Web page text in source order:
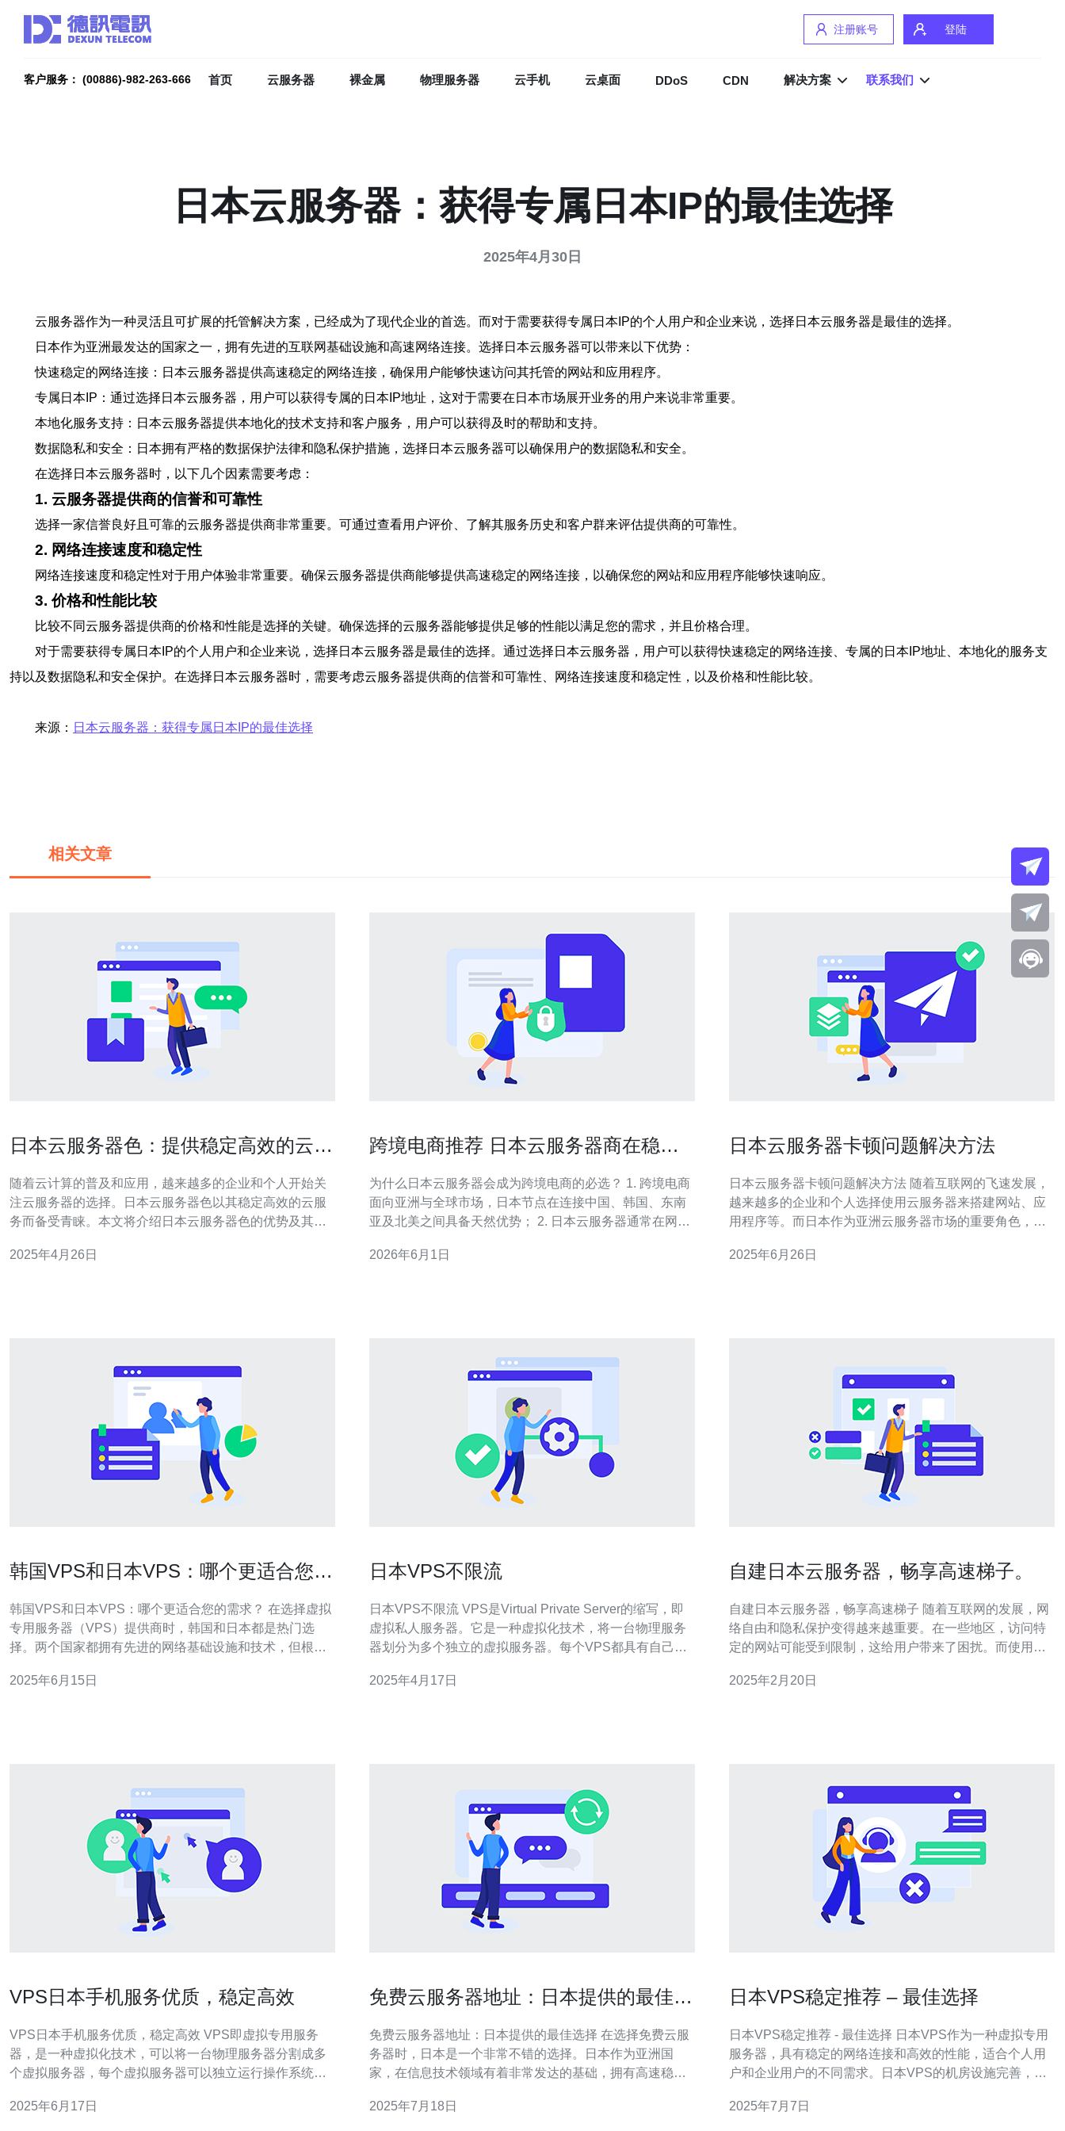
注册账号 登陆
客户服务： (00886)-982-263-666 首页 云服务器 裸金属 物理服务器 云手机 云桌面 DDoS CDN 解决方案 联系我们
日本云服务器：获得专属日本IP的最佳选择
2025年4月30日
云服务器作为一种灵活且可扩展的托管解决方案，已经成为了现代企业的首选。而对于需要获得专属日本IP的个人用户和企业来说，选择日本云服务器是最佳的选择。
日本作为亚洲最发达的国家之一，拥有先进的互联网基础设施和高速网络连接。选择日本云服务器可以带来以下优势：
快速稳定的网络连接：日本云服务器提供高速稳定的网络连接，确保用户能够快速访问其托管的网站和应用程序。
专属日本IP：通过选择日本云服务器，用户可以获得专属的日本IP地址，这对于需要在日本市场展开业务的用户来说非常重要。
本地化服务支持：日本云服务器提供本地化的技术支持和客户服务，用户可以获得及时的帮助和支持。
数据隐私和安全：日本拥有严格的数据保护法律和隐私保护措施，选择日本云服务器可以确保用户的数据隐私和安全。
在选择日本云服务器时，以下几个因素需要考虑：
1. 云服务器提供商的信誉和可靠性
选择一家信誉良好且可靠的云服务器提供商非常重要。可通过查看用户评价、了解其服务历史和客户群来评估提供商的可靠性。
2. 网络连接速度和稳定性
网络连接速度和稳定性对于用户体验非常重要。确保云服务器提供商能够提供高速稳定的网络连接，以确保您的网站和应用程序能够快速响应。
3. 价格和性能比较
比较不同云服务器提供商的价格和性能是选择的关键。确保选择的云服务器能够提供足够的性能以满足您的需求，并且价格合理。
对于需要获得专属日本IP的个人用户和企业来说，选择日本云服务器是最佳的选择。通过选择日本云服务器，用户可以获得快速稳定的网络连接、专属的日本IP地址、本地化的服务支
持以及数据隐私和安全保护。在选择日本云服务器时，需要考虑云服务器提供商的信誉和可靠性、网络连接速度和稳定性，以及价格和性能比较。
来源： 日本云服务器：获得专属日本IP的最佳选择
相关文章
日本云服务器色：提供稳定高效的云服
随着云计算的普及和应用，越来越多的企业和个人开始关
注云服务器的选择。日本云服务器色以其稳定高效的云服
务而备受青睐。本文将介绍日本云服务器色的优势及其在
的硬件设备，配备高性能处理器和大容量内存，能够满足
2025年4月26日
跨境电商推荐 日本云服务器商在稳定
为什么日本云服务器会成为跨境电商的必选？ 1. 跨境电商
面向亚洲与全球市场，日本节点在连接中国、韩国、东南
亚及北美之间具备天然优势； 2. 日本云服务器通常在网络
用性； 3. 通过合理的加速策略（CDN、Anycast、智能调
2026年6月1日
日本云服务器卡顿问题解决方法
日本云服务器卡顿问题解决方法 随着互联网的飞速发展，
越来越多的企业和个人选择使用云服务器来搭建网站、应
用程序等。而日本作为亚洲云服务器市场的重要角色，吸
在使用日本云服务器时会遇到卡顿问题，今天我们就来探
2025年6月26日
韩国VPS和日本VPS：哪个更适合您的
韩国VPS和日本VPS：哪个更适合您的需求？ 在选择虚拟
专用服务器（VPS）提供商时，韩国和日本都是热门选
择。两个国家都拥有先进的网络基础设施和技术，但根据
日本的VPS性能都非常出色，但有一些区别。韩国的VPS
2025年6月15日
日本VPS不限流
日本VPS不限流 VPS是Virtual Private Server的缩写，即
虚拟私人服务器。它是一种虚拟化技术，将一台物理服务
器划分为多个独立的虚拟服务器。每个VPS都具有自己的
迎的VPS之一，有以下几个原因： 高性能：日本拥有先进
2025年4月17日
自建日本云服务器，畅享高速梯子。
自建日本云服务器，畅享高速梯子 随着互联网的发展，网
络自由和隐私保护变得越来越重要。在一些地区，访问特
定的网站可能受到限制，这给用户带来了困扰。而使用
被封锁的网站。在选择VPN时，服务器的位置是非常重要
2025年2月20日
VPS日本手机服务优质，稳定高效
VPS日本手机服务优质，稳定高效 VPS即虚拟专用服务
器，是一种虚拟化技术，可以将一台物理服务器分割成多
个虚拟服务器，每个虚拟服务器可以独立运行操作系统和
企业和个人用户的首选。 日本VPS具有服务优质、稳定高
2025年6月17日
免费云服务器地址：日本提供的最佳选
免费云服务器地址：日本提供的最佳选择 在选择免费云服
务器时，日本是一个非常不错的选择。日本作为亚洲国
家，在信息技术领域有着非常发达的基础，拥有高速稳定
有以下几个优势： 高速稳定的网络连接，适合需要快速访
2025年7月18日
日本VPS稳定推荐 – 最佳选择
日本VPS稳定推荐 - 最佳选择 日本VPS作为一种虚拟专用
服务器，具有稳定的网络连接和高效的性能，适合个人用
户和企业用户的不同需求。日本VPS的机房设施完善，网
有以下几个优势： 高性能：日本VPS的服务器配置较高，
2025年7月7日